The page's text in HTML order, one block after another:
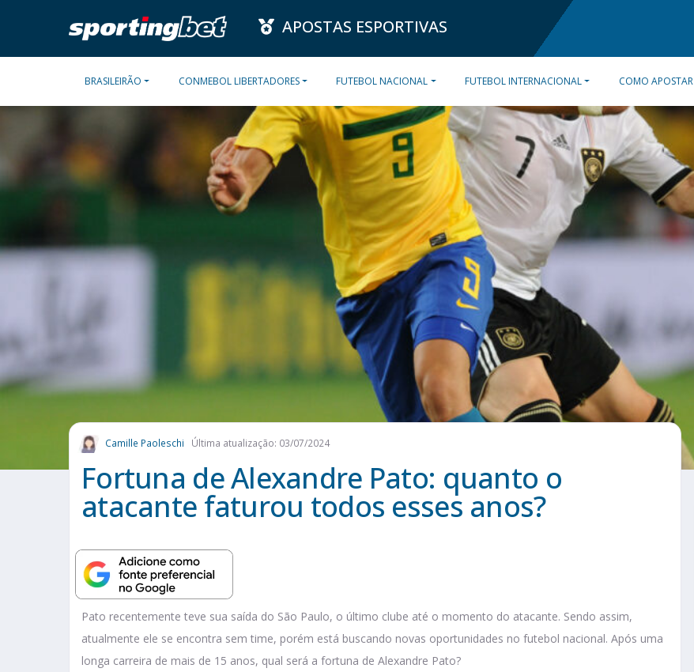
APOSTAS ESPORTIVAS
BRASILEIRÃO CONMEBOL LIBERTADORES FUTEBOL NACIONAL FUTEBOL INTERNACIONAL COMO APOSTAR
Camille Paoleschi Última atualização: 03/07/2024
Fortuna de Alexandre Pato: quanto o
atacante faturou todos esses anos?
Pato recentemente teve sua saída do São Paulo, o último clube até o momento do atacante. Sendo assim,
atualmente ele se encontra sem time, porém está buscando novas oportunidades no futebol nacional. Após uma
longa carreira de mais de 15 anos, qual será a fortuna de Alexandre Pato?